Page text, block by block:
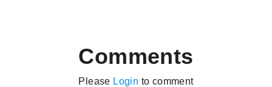
Comments
Please Login to comment